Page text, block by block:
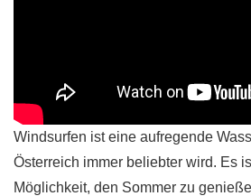
Windsurfen ist eine aufregende
Österreich immer beliebter wird. Es
Möglichkeit, den Sommer zu